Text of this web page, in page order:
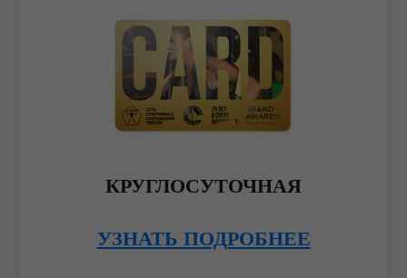
КРУГЛОСУТОЧНАЯ
УЗНАТЬ ПОДРОБНЕЕ